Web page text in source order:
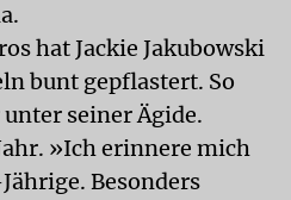
hat Jackie Jakubowski
bunt gepflastert. So
seiner Ägide.
»Ich erinnere mich
Besonders